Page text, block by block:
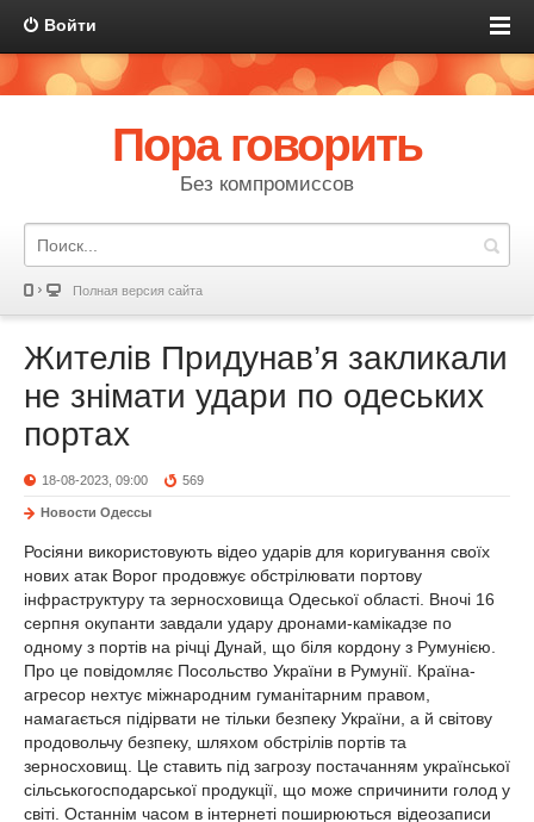
Войти
Пора говорить
Без компромиссов
Полная версия сайта
Жителів Придунав’я закликали
не знімати удари по одеських
портах
18-08-2023, 09:00 569
Новости Одессы
Росіяни використовують відео ударів для коригування своїх
нових атак Ворог продовжує обстрілювати портову
інфраструктуру та зерносховища Одеської області. Вночі 16
серпня окупанти завдали удару дронами-камікадзе по
одному з портів на річці Дунай, що біля кордону з Румунією.
Про це повідомляє Посольство України в Румунії. Країна-
агресор нехтує міжнародним гуманітарним правом,
намагається підірвати не тільки безпеку України, а й світову
продовольчу безпеку, шляхом обстрілів портів та
зерносховищ. Це ставить під загрозу постачанням української
сільськогосподарської продукції, що може спричинити голод у
світі. Останнім часом в інтернеті поширюються відеозаписи